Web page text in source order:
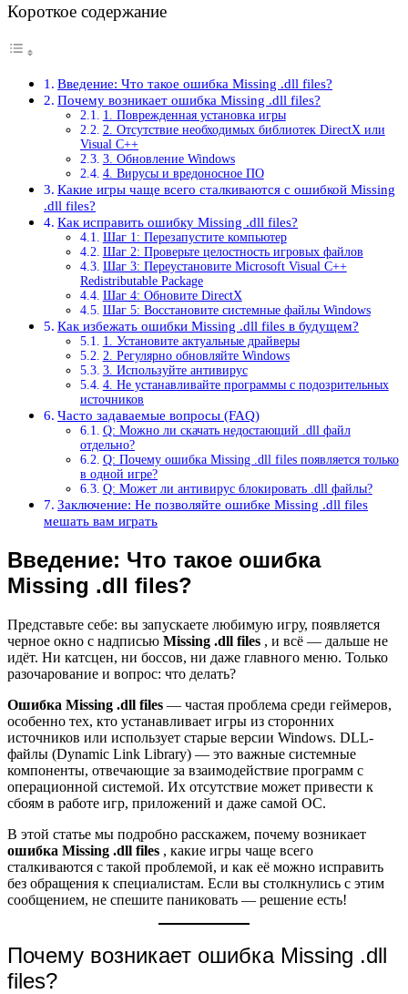
Короткое содержание
Введение: Что такое ошибка Missing .dll files?
Почему возникает ошибка Missing .dll files?
1. Поврежденная установка игры
2. Отсутствие необходимых библиотек DirectX или
Visual C++
3. Обновление Windows
4. Вирусы и вредоносное ПО
Какие игры чаще всего сталкиваются с ошибкой Missing
.dll files?
Как исправить ошибку Missing .dll files?
Шаг 1: Перезапустите компьютер
Шаг 2: Проверьте целостность игровых файлов
Шаг 3: Переустановите Microsoft Visual C++
Redistributable Package
Шаг 4: Обновите DirectX
Шаг 5: Восстановите системные файлы Windows
Как избежать ошибки Missing .dll files в будущем?
1. Установите актуальные драйверы
2. Регулярно обновляйте Windows
3. Используйте антивирус
4. Не устанавливайте программы с подозрительных
источников
Часто задаваемые вопросы (FAQ)
Q: Можно ли скачать недостающий .dll файл
отдельно?
Q: Почему ошибка Missing .dll files появляется только
в одной игре?
Q: Может ли антивирус блокировать .dll файлы?
Заключение: Не позволяйте ошибке Missing .dll files
мешать вам играть
Введение: Что такое ошибка
Missing .dll files?
Представьте себе: вы запускаете любимую игру, появляется
черное окно с надписью Missing .dll files , и всё — дальше не
идёт. Ни катсцен, ни боссов, ни даже главного меню. Только
разочарование и вопрос: что делать?
Ошибка Missing .dll files — частая проблема среди геймеров,
особенно тех, кто устанавливает игры из сторонних
источников или использует старые версии Windows. DLL-
файлы (Dynamic Link Library) — это важные системные
компоненты, отвечающие за взаимодействие программ с
операционной системой. Их отсутствие может привести к
сбоям в работе игр, приложений и даже самой ОС.
В этой статье мы подробно расскажем, почему возникает
ошибка Missing .dll files , какие игры чаще всего
сталкиваются с такой проблемой, и как её можно исправить
без обращения к специалистам. Если вы столкнулись с этим
сообщением, не спешите паниковать — решение есть!
Почему возникает ошибка Missing .dll
files?